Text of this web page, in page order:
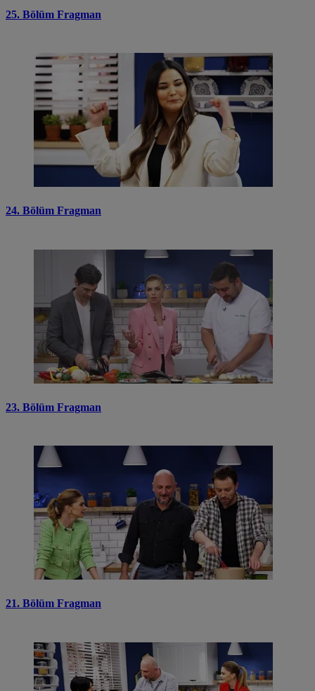
25. Bölüm Fragman
24. Bölüm Fragman
23. Bölüm Fragman
21. Bölüm Fragman